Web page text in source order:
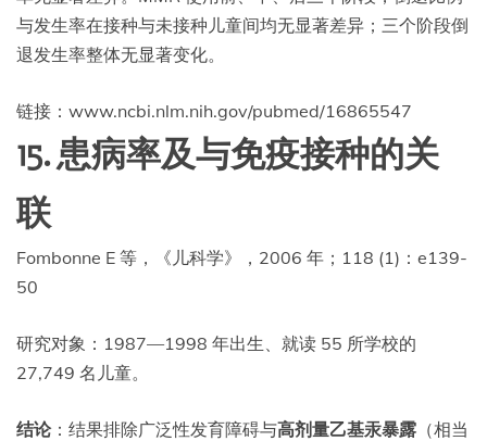
与发生率在接种与未接种儿童间均无显著差异；三个阶段倒
退发生率整体无显著变化。
链接：www.ncbi.nlm.nih.gov/pubmed/16865547
15. 患病率及与免疫接种的关
联
Fombonne E 等，《儿科学》，2006 年；118 (1)：e139-
50
研究对象：1987—1998 年出生、就读 55 所学校的
27,749 名儿童。
结论：结果排除广泛性发育障碍与高剂量乙基汞暴露 （相当